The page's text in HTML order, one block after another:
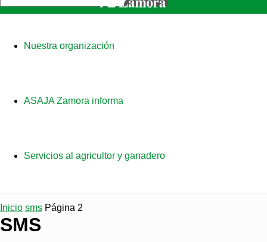
Nuestra organización
ASAJA Zamora informa
Servicios al agricultor y ganadero
Inicio sms Página 2
SMS